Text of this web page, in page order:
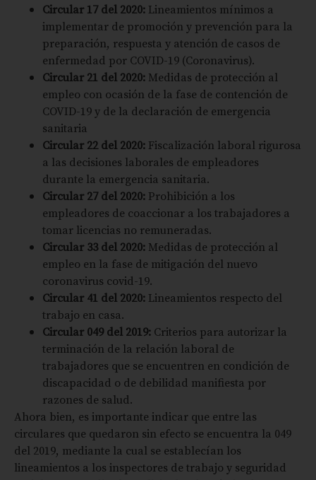
Circular 17 del 2020: Lineamientos mínimos a
implementar de promoción y prevención para la
preparación, respuesta y atención de casos de
enfermedad por COVID-19 (Coronavirus).
Circular 21 del 2020: Medidas de protección al
empleo con ocasión de la fase de contención de
COVID-19 y de la declaración de emergencia
sanitaria
Circular 22 del 2020: Fiscalización laboral rigurosa
a las decisiones laborales de empleadores
durante la emergencia sanitaria.
Circular 27 del 2020: Prohibición a los
empleadores de coaccionar a los trabajadores a
tomar licencias no remuneradas.
Circular 33 del 2020: Medidas de protección al
empleo en la fase de mitigación del nuevo
coronavirus covid-19.
Circular 41 del 2020: Lineamientos respecto del
trabajo en casa.
Circular 049 del 2019: Criterios para autorizar la
terminación de la relación laboral de
trabajadores que se encuentren en condición de
discapacidad o de debilidad manifiesta por
razones de salud.
Ahora bien, es importante indicar que entre las
circulares que quedaron sin efecto se encuentra la 049
del 2019, mediante la cual se establecían los
lineamientos a los inspectores de trabajo y seguridad